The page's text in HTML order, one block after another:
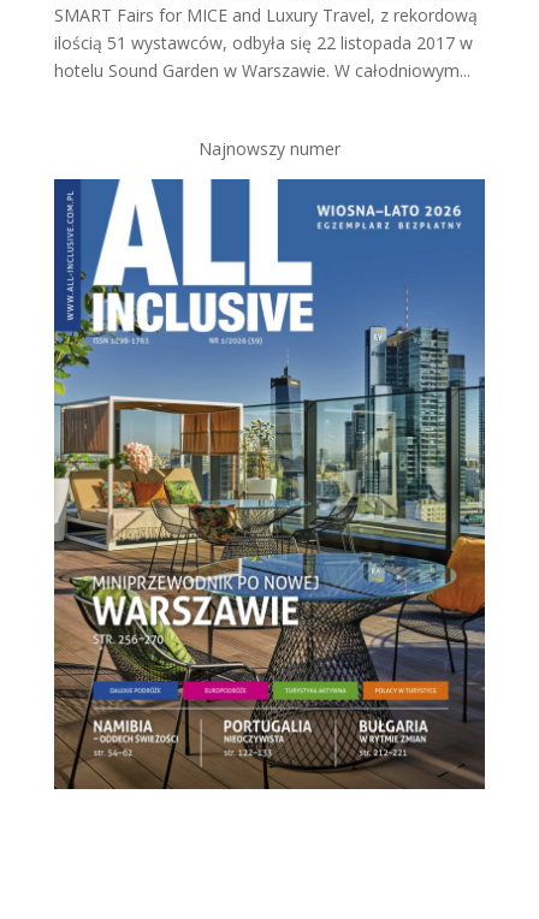
SMART Fairs for MICE and Luxury Travel, z rekordową
ilością 51 wystawców, odbyła się 22 listopada 2017 w
hotelu Sound Garden w Warszawie. W całodniowym...
Najnowszy numer